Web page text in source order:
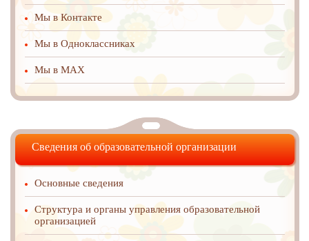
Мы в Контакте
Мы в Одноклассниках
Мы в MAX
Сведения об образовательной организации
Основные сведения
Структура и органы управления образовательной
организацией